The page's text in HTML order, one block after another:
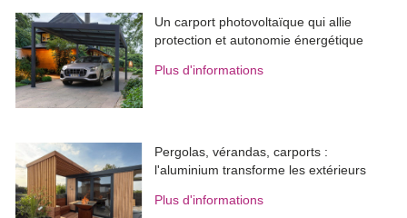
Un carport photovoltaïque qui allie
protection et autonomie énergétique
Plus d'informations
Pergolas, vérandas, carports :
l'aluminium transforme les extérieurs
Plus d'informations